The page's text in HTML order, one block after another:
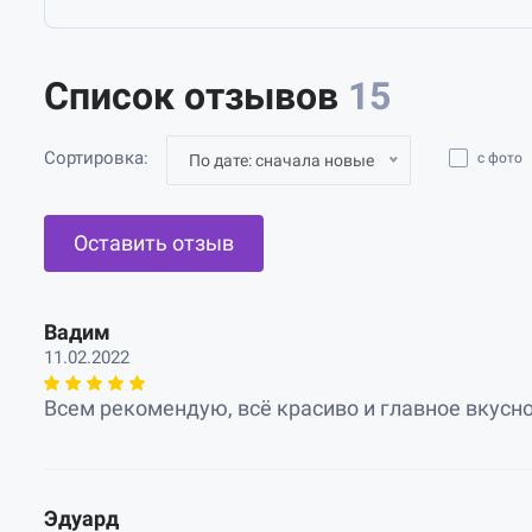
Список отзывов 15
Сортировка: По дате: сначала новые с фото
Оставить отзыв
Вадим
11.02.2022
Всем рекомендую, всё красиво и главное
Эдуард